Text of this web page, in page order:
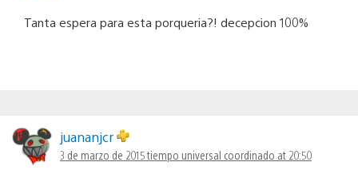
Tanta espera para esta porqueria?! decepcion 100%
juananjcr
3 de marzo de 2015 tiempo universal coordinado at 20:50